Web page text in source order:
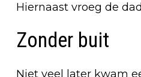
Hiernaast vroeg de
Zonder buit
Niet veel later kwam